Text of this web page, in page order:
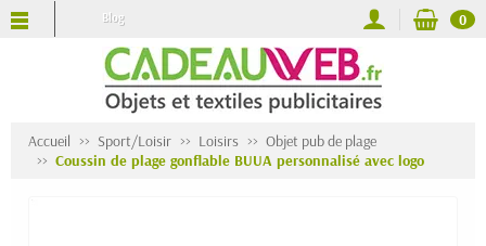
Blog 0
Accueil Sport/Loisir Loisirs
Objet pub de plage
Coussin de plage gonflable BUUA personnalisé avec logo